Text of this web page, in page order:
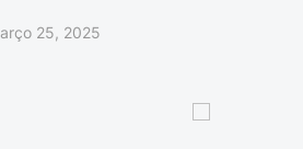
25, 2025